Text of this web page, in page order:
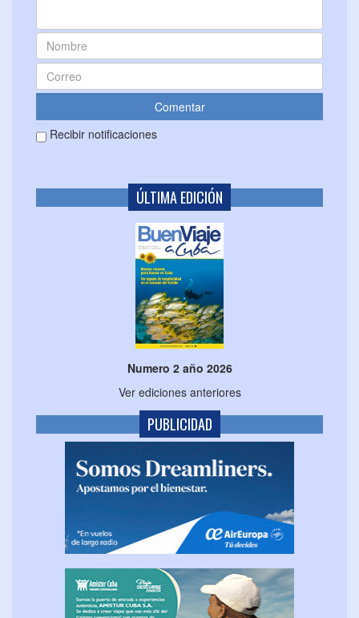
Recibir notificaciones
ÚLTIMA EDICIÓN
Numero 2 año 2026
Ver ediciones anteriores
PUBLICIDAD